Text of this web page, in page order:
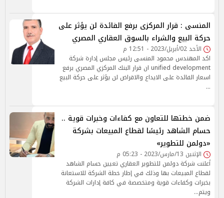
المنسى : قرار المركزى برفع الفائدة لن يؤثر على
حركة البيع والشراء بالسوق العقاري المصري
الأحد 02/أبريل/2023 - 12:51 م
اكد المهندس محمود المنسى رئيس مجلس إدارة شركة
unified development ان قرار البنك المركزي المصري برفع
اسعار الفائدة على الايداع والاقراض لن يؤثر على حركة البيع
…
ضمن خطتها للتعاون مع كفاءات وخبرات قوية ..
حسام الشاهد رئيسًا لقطاع المبيعات بشركة
«دولمن للتطوير»
الإثنين 13/مارس/2023 - 05:23 م
أعلنت شركة دولمن للتطوير العقاري تعيين حسام الشاهد
لقطاع المبيعات بها وذلك في إطار خطة الشركة للاستعانة
بخبرات وكفاءات قوية ومتخصصة في كافة إدارات الشركة
ويتم…